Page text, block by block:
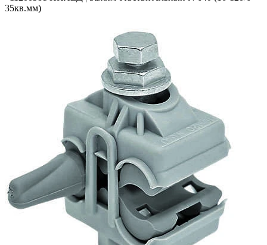
35кв.мм)